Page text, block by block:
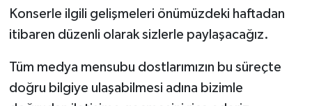
Konserle ilgili gelişmeleri önümüzdeki haftadan
itibaren düzenli olarak sizlerle paylaşacağız.
Tüm medya mensubu dostlarımızın bu süreçte
doğru bilgiye ulaşabilmesi adına bizimle